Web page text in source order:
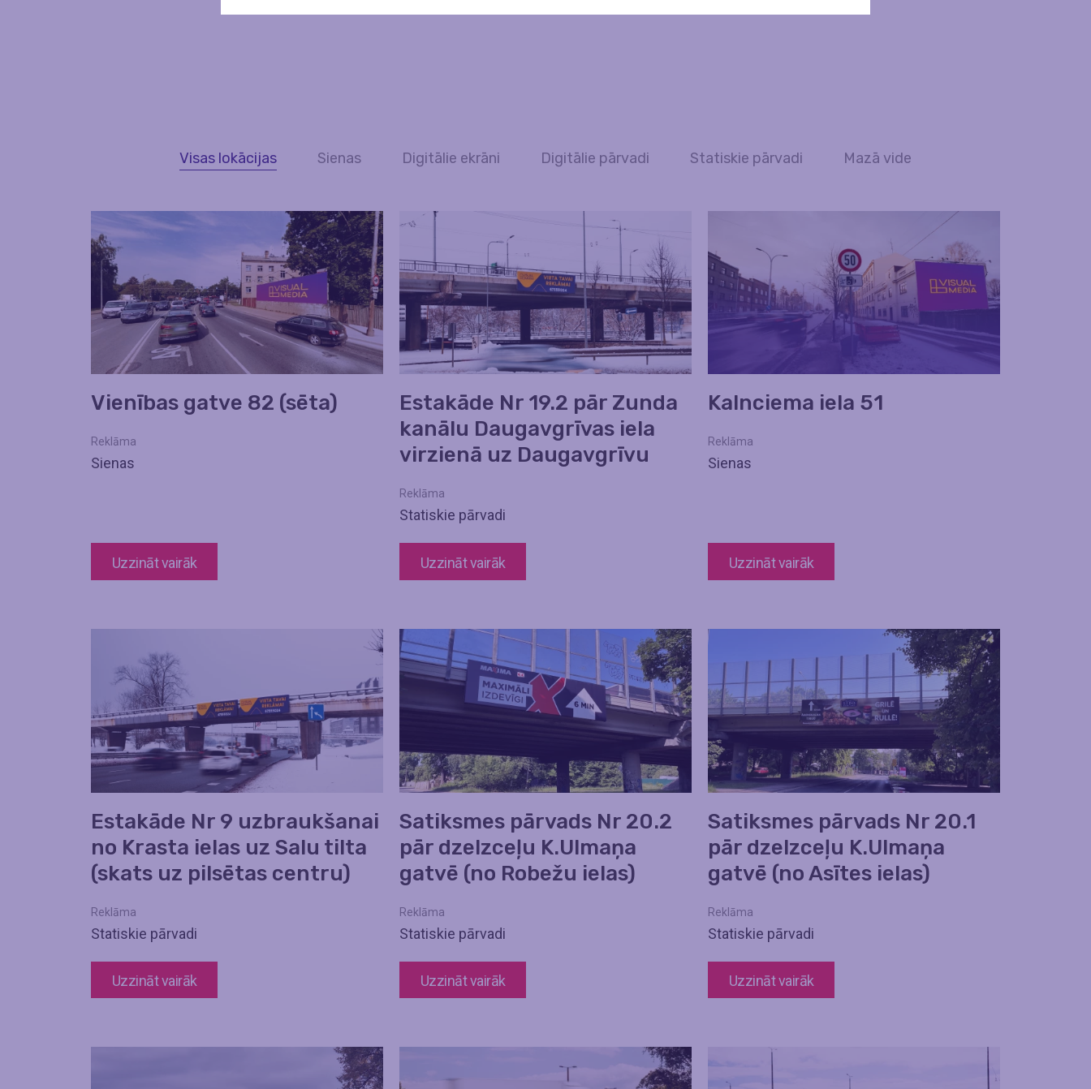
Visas lokācijas Sienas Digitālie ekrāni Digitālie pārvadi Statiskie pārvadi Mazā vide
Vienības gatve 82 (sēta)
Reklāma
Sienas
Uzzināt vairāk
Estakāde Nr 19.2 pār Zunda
kanālu Daugavgrīvas iela
virzienā uz Daugavgrīvu
Reklāma
Statiskie pārvadi
Uzzināt vairāk
Kalnciema iela 51
Reklāma
Sienas
Uzzināt vairāk
Estakāde Nr 9 uzbraukšanai
no Krasta ielas uz Salu tilta
(skats uz pilsētas centru)
Reklāma
Statiskie pārvadi
Uzzināt vairāk
Satiksmes pārvads Nr 20.2
pār dzelzceļu K.Ulmaņa
gatvē (no Robežu ielas)
Reklāma
Statiskie pārvadi
Uzzināt vairāk
Satiksmes pārvads Nr 20.1
pār dzelzceļu K.Ulmaņa
gatvē (no Asītes ielas)
Reklāma
Statiskie pārvadi
Uzzināt vairāk